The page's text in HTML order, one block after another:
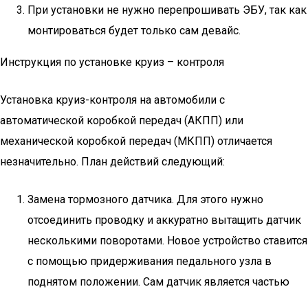
При установки не нужно перепрошивать ЭБУ, так как
монтироваться будет только сам девайс.
Инструкция по установке круиз – контроля
Установка круиз-контроля на автомобили с
автоматической коробкой передач (АКПП) или
механической коробкой передач (МКПП) отличается
незначительно. План действий следующий:
Замена тормозного датчика. Для этого нужно
отсоединить проводку и аккуратно вытащить датчик
несколькими поворотами. Новое устройство ставится
с помощью придерживания педального узла в
поднятом положении. Сам датчик является частью